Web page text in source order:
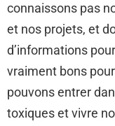
connaissons pas
et nos projets, et
d’informations
vraiment bons
pouvons entrer
toxiques et vivre